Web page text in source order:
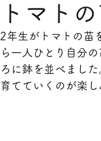
トマト
2年生がトマトの苗
ら一人ひとり自分
ろに鉢を並べまし
育てていくのが楽